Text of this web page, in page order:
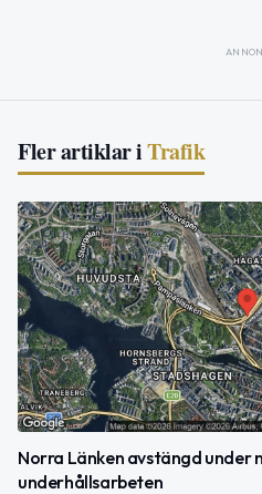
Fler artiklar iTrafik
Norra Länken avstängd
underhållsarbeten